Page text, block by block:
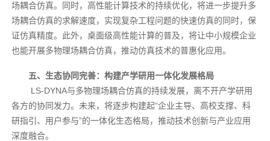
场耦合仿真。同时，高性能计算技术的持续优化，将进一步提升多
场耦合仿真的求解速度，实现复杂工程问题的快速仿真的同时，保
证仿真精度。此外，桌面级高性能计算的普及，将让中小规模企业
也能开展多物理场耦合仿真，推动仿真技术的普惠化应用。
五、生态协同完善：构建产学研用一体化发展格局
LS-DYNA与多物理场耦合仿真的持续发展，离不开产学研用
各方的协同发力。未来，将逐步构建起“企业主导、高校支撑、科
研指引、用户参与”的一体化生态格局，推动技术创新与产业应用
深度融合。